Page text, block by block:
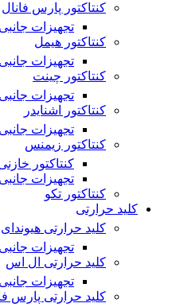
کنتاکتور پارس فانال
تجهیزات
کنتاکتور هیمل
تجهیزات
کنتاکتور چینت
تجهیزات
کنتاکتور اشنایدر
تجهیزات جانبی
کنتاکتور زیمنس
کنتاکتور
تجهیزات
کنتاکتور تکو
کلید حرارتی
کلید حرارتی هیوندای
تجهیزات
کلید حرارتی ال اس
تجهیزات
کلید حرارتی پارس